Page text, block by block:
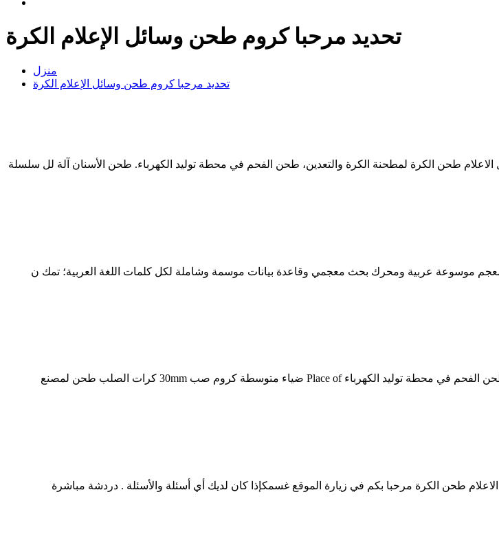
تحديد مرحبا كروم طحن وسائل الإعلام الكرة
منزل
تحديد مرحبا كروم طحن وسائل الإعلام الكرة
طحن الكرة لمطحنة الكرة والتعدين، طحن الفحم في محطة توليد الكهرباء. طحن الأسنان آلة لل سلسلة
موسوعة عربية ومحرك بحث معجمي وقاعدة بيانات موسمة وشاملة لكل كلمات اللغة العربية؛ تمك ن
طحن-وسائل-الإعلام-الكرة-مصنعين طحن وسائل الاعلام طحن الكرة لمطحنة الكرة والتعدين، طحن الفحم في محطة توليد الكهرباء Place of ضياء متوسطة كروم صب 30mm كرات الصلب طحن لمصنع